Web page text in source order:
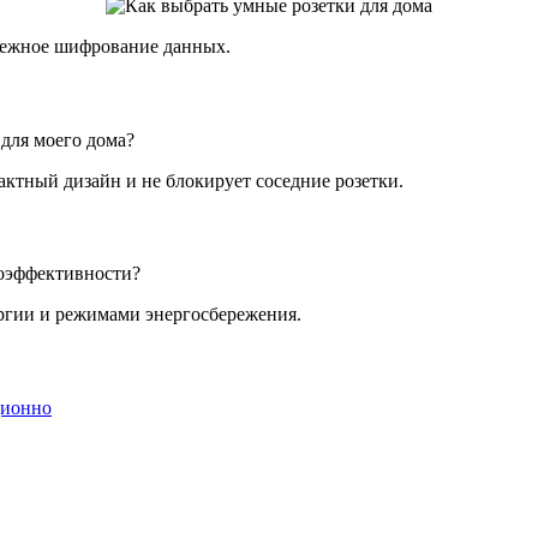
шифрование данных.
моего дома?
дизайн и не блокирует соседние розетки.
и режимами энергосбережения.